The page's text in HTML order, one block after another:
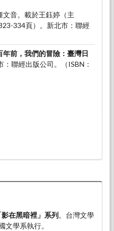
音。載於王鈺婷（主
323-334頁）。新北市：聯經
年前，我們的冒險：臺灣日
：聯經出版公司。（ISBN：
在黑暗裡」系列。台灣文學
學系執行。